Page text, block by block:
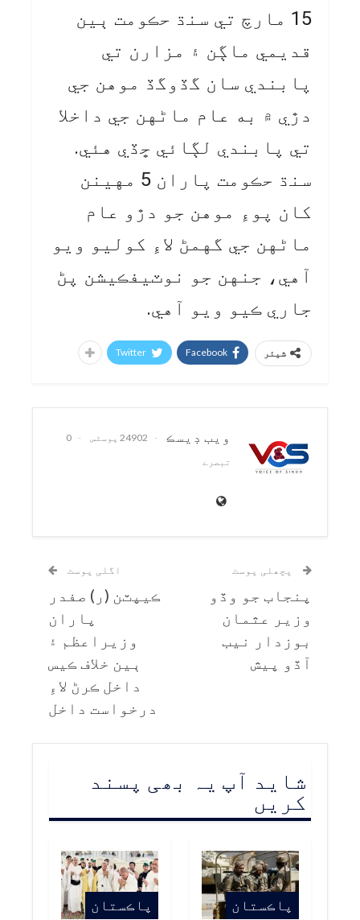
15 مارچ تي سنڌ حڪومت ٻين
قديمي ماڳن ۽ مزارن تي
پابندي سان گڏوگڏ موهن جي
دڙي ۾ به عام ماڻهن جي داخلا
تي پابندي لڳائي ڇڏي هئي.
سنڌ حڪومت پاران 5 مهينن
کان پوءِ موهن جو دڙو عام
ماڻهن جي گهمڻ لاءِ کوليو ويو
آهي، جنهن جو نوٽيفڪيشن پڻ
جاري ڪيو ويو آهي.
شیئر Facebook
Twitter
ويب ڊيسڪ 24902 پوسٹس
0
تبصرے
پچھلی پوسٹ
پنجاب جو وڏو
وزير عثمان
بوزدار نيب
آڏو پيش
اگلی پوسٹ
ڪيپٽن (ر) صفدر
پاران
وزيراعظم ۽
ٻين خلاف ڪيس
داخل ڪرڻ لاءِ
درخواست داخل
شاید آپ یہ بھی پسند
کریں
پاڪستان پاڪستان